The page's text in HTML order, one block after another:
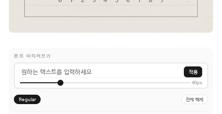
폰트 미리써보기
적용
40px
Regular 전체 해제